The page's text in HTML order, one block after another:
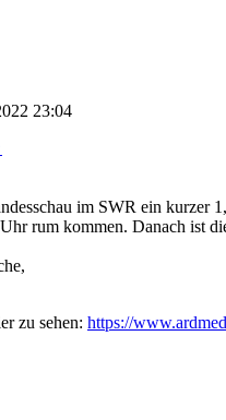
23:04
im SWR ein kurzer
rum kommen. Danach ist
zu sehen: https://